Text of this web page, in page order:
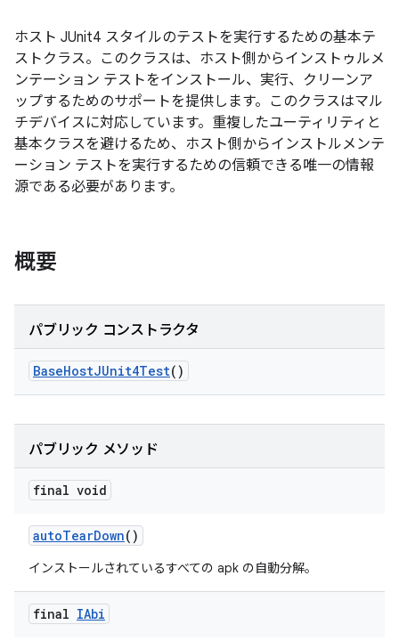
ホスト JUnit4 スタイルのテストを実行するための基本テ
ストクラス。このクラスは、ホスト側からインストゥルメ
ンテーション テストをインストール、実行、クリーンア
ップするためのサポートを提供します。このクラスはマル
チデバイスに対応しています。重複したユーティリティと
基本クラスを避けるため、ホスト側からインストルメンテ
ーション テストを実行するための信頼できる唯一の情報
源である必要があります。
概要
パブリック コンストラクタ
BaseHostJUnit4Test()
パブリック メソッド
final void
autoTearDown()
インストールされているすべての apk の自動分解。
final IAbi